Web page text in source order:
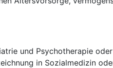
und Psychotherapie
in Sozialmedizin